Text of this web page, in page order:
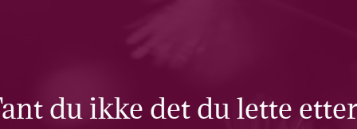
du ikke det du lette